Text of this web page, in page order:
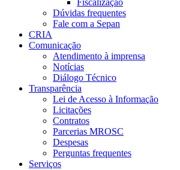
Fiscalização
Dúvidas frequentes
Fale com a Sepan
CRIA
Comunicação
Atendimento à imprensa
Notícias
Diálogo Técnico
Transparência
Lei de Acesso à Informação
Licitações
Contratos
Parcerias MROSC
Despesas
Perguntas frequentes
Serviços